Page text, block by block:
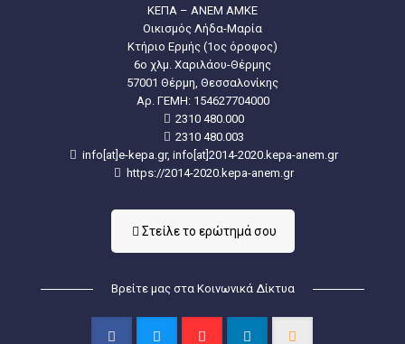
ΚΕΠΑ – ΑΝΕΜ ΑΜΚΕ
Οικισμός Λήδα-Μαρία
Κτήριο Ερμής (1ος όροφος)
6ο χλμ. Χαριλάου-Θέρμης
57001 Θέρμη, Θεσσαλονίκης
Aρ. ΓΕΜΗ: 154627704000
2310 480.000
2310 480.003
info[at]e-kepa.gr, info[at]2014-2020.kepa-anem.gr
https://2014-2020.kepa-anem.gr
Στείλε τo ερώτημά σου
Βρείτε μας στα Κοινωνικά Δίκτυα